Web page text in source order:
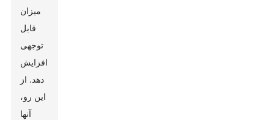
میزان
قابل
توجهی
افزایش
دهد. از
این رو،
آنها